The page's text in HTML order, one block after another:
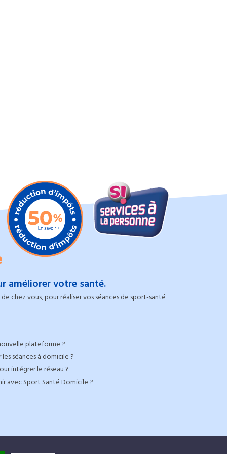
améliorer votre santé.
chez vous, pour réaliser vos séances de sport-santé
plateforme ?
séances à domicile ?
intégrer le réseau ?
avec Sport Santé Domicile ?